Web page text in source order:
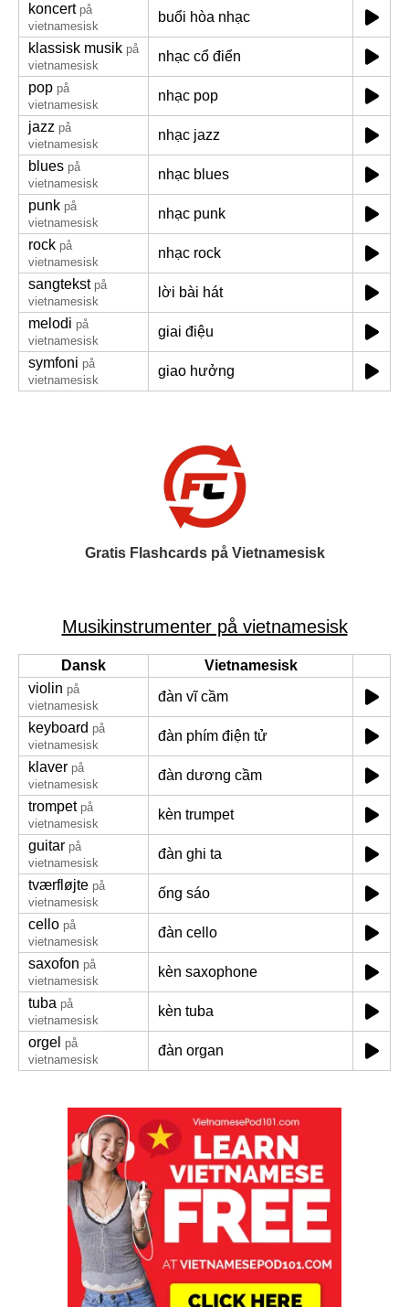
koncert på
vietnamesisk
buổi hòa nhạc
klassisk musik på
vietnamesisk
nhạc cổ điển
pop på
vietnamesisk
nhạc pop
jazz på
vietnamesisk
nhạc jazz
blues på
vietnamesisk
nhạc blues
punk på
vietnamesisk
nhạc punk
rock på
vietnamesisk
nhạc rock
sangtekst på
vietnamesisk
lời bài hát
melodi på
vietnamesisk
giai điệu
symfoni på
vietnamesisk
giao hưởng
Gratis Flashcards på Vietnamesisk
Musikinstrumenter på vietnamesisk
Dansk
Vietnamesisk
violin på
vietnamesisk
đàn vĩ cầm
keyboard på
vietnamesisk
đàn phím điện tử
klaver på
vietnamesisk
đàn dương cầm
trompet på
vietnamesisk
kèn trumpet
guitar på
vietnamesisk
đàn ghi ta
tværfløjte på
vietnamesisk
ống sáo
cello på
vietnamesisk
đàn cello
saxofon på
vietnamesisk
kèn saxophone
tuba på
vietnamesisk
kèn tuba
orgel på
vietnamesisk
đàn organ